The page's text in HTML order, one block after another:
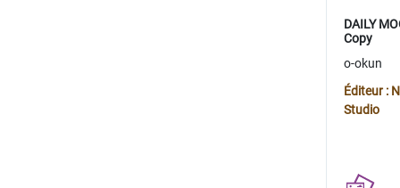
DAILY
Copy
o-okun
Éditeur :
Studio